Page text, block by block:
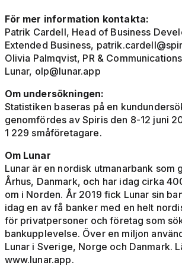
För mer information kontakta:
Patrik Cardell, Head of Business
Extended Business,
Olivia Palmqvist, PR &
Lunar, olp@lunar.app
Om undersökningen:
Statistiken baseras på en
genomfördes av Spiris den 8-12 juni
1 229 småföretagare.
Om Lunar
Lunar är en nordisk utmanarbank som
Århus, Danmark, och har idag cirka
om i Norden. År 2019 fick Lunar sin
idag en av få banker med en helt
för privatpersoner och företag som
bankupplevelse. Över en miljon
Lunar i Sverige, Norge och Danmark.
www.lunar.app.